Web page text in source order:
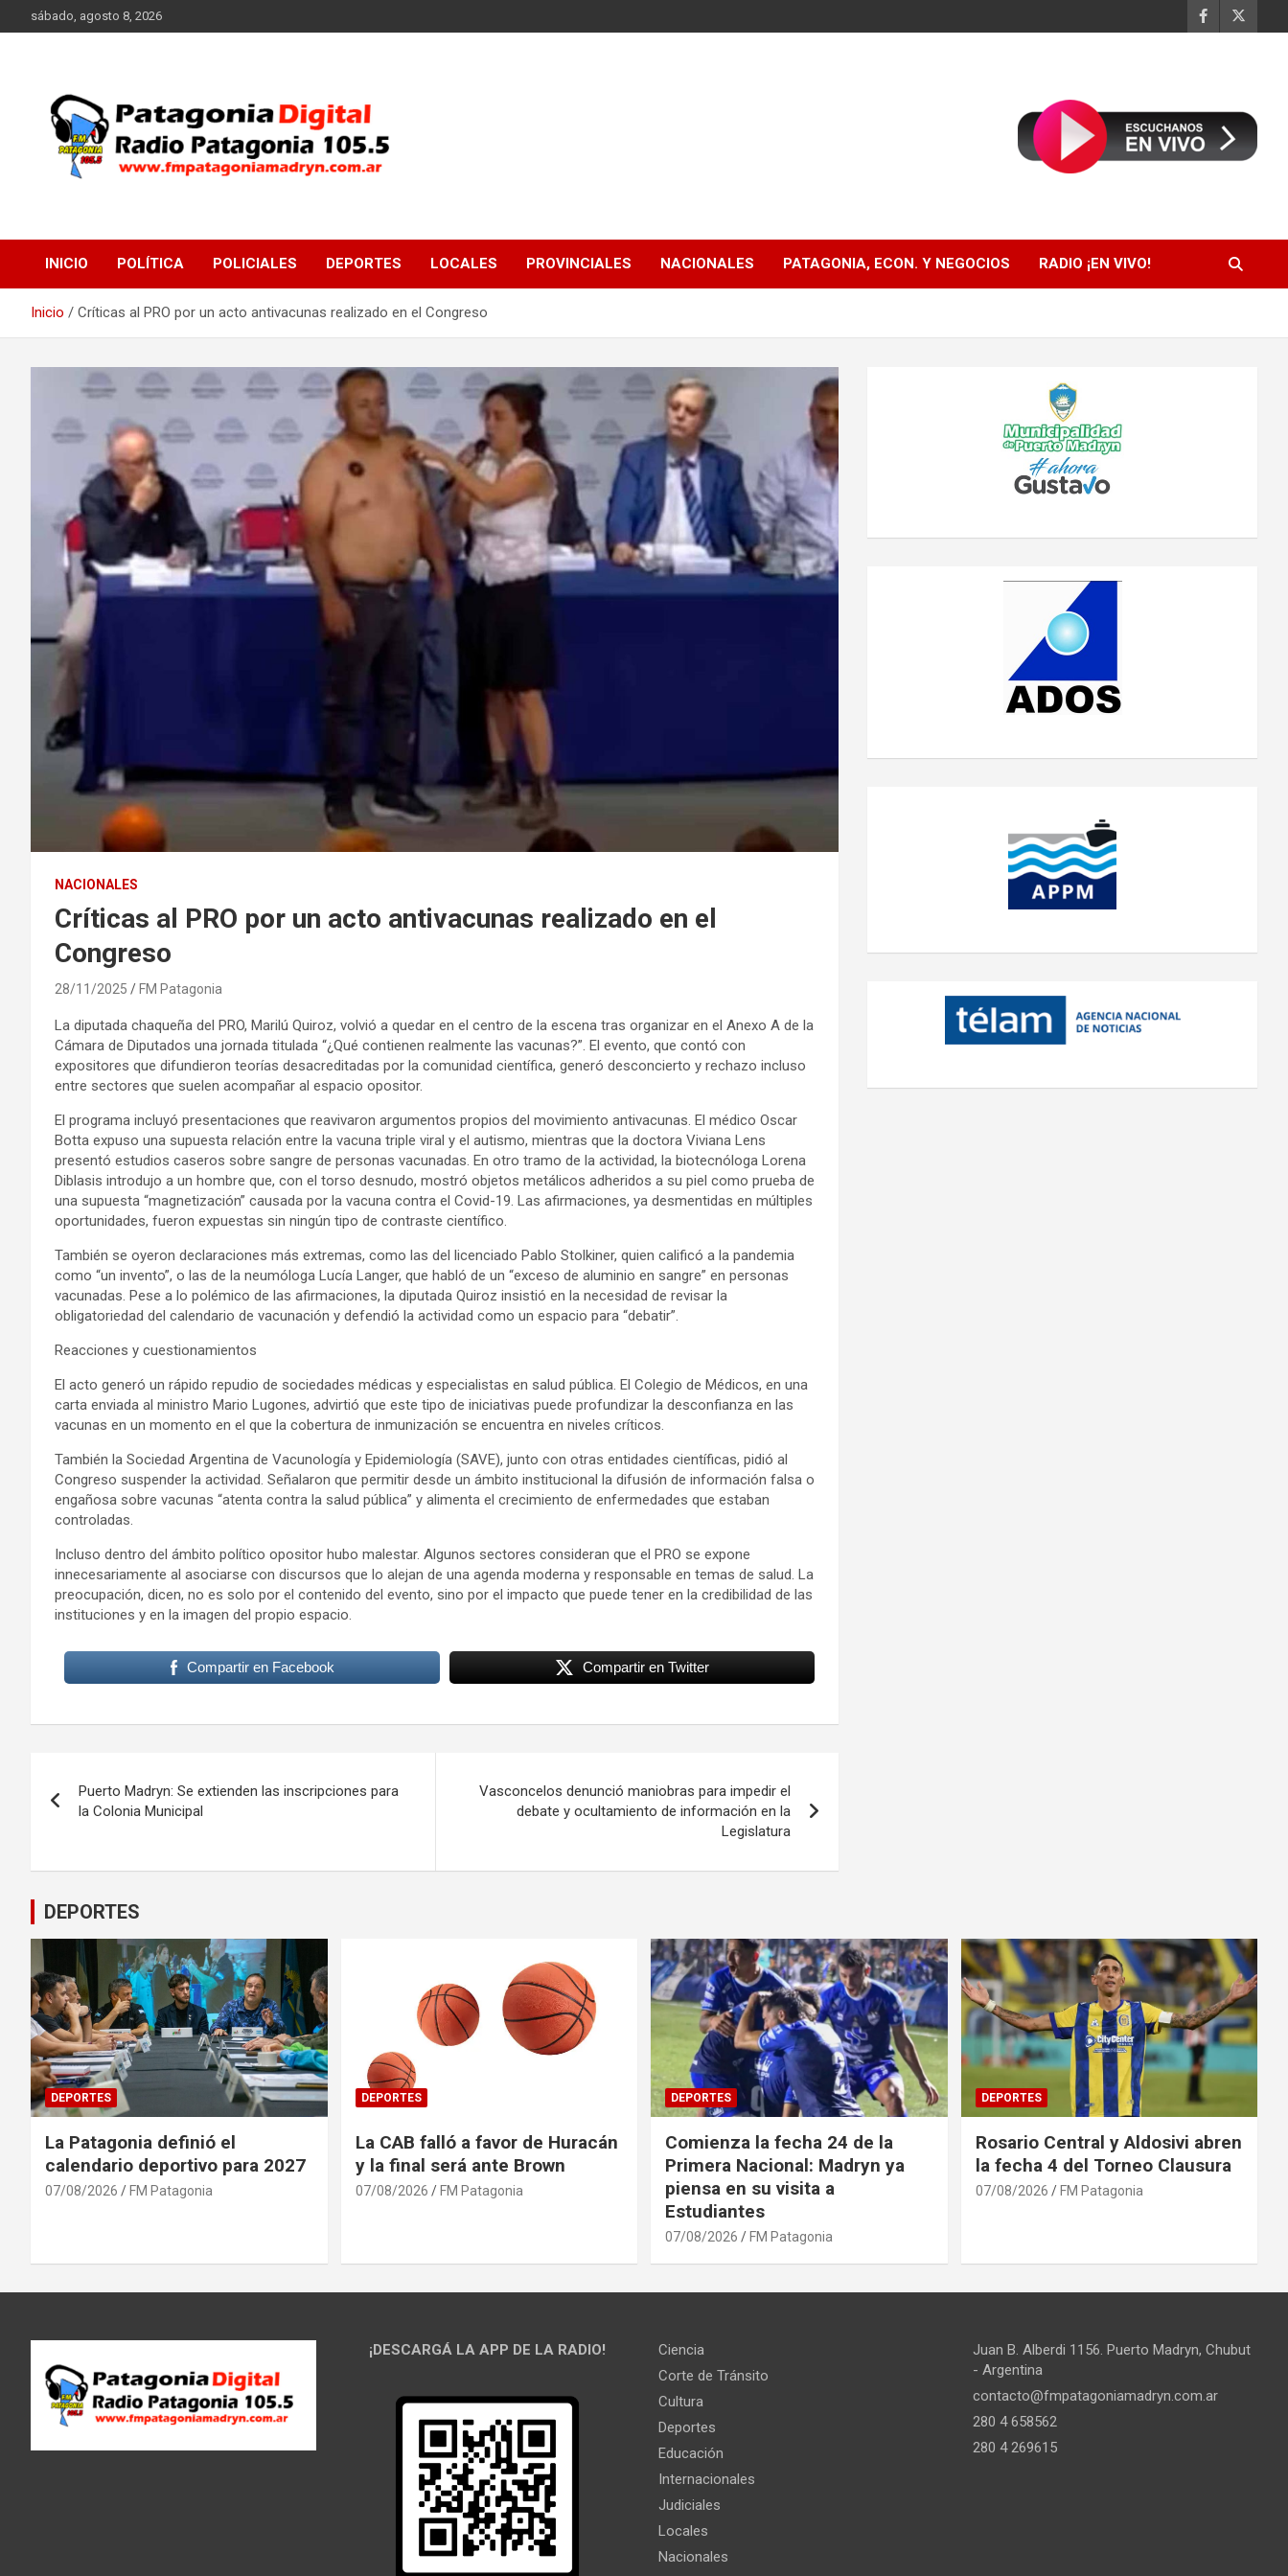
al
sábado, agosto 8, 2026
FM Patagonia Madryn
INICIO POLÍTICA POLICIALES DEPORTES LOCALES PROVINCIALES NACIONALES PATAGONIA, ECON. Y NEGOCIOS RADIO ¡EN VIVO!
Inicio Críticas al PRO por un acto antivacunas realizado en el Congreso
NACIONALES
Críticas al PRO por un acto antivacunas realizado en el
Congreso
28/11/2025 FM Patagonia
La diputada chaqueña del PRO, Marilú Quiroz, volvió a quedar en el centro de la escena tras organizar en el Anexo A de la
Cámara de Diputados una jornada titulada “¿Qué contienen realmente las vacunas?”. El evento, que contó con
expositores que difundieron teorías desacreditadas por la comunidad científica, generó desconcierto y rechazo incluso
entre sectores que suelen acompañar al espacio opositor.
El programa incluyó presentaciones que reavivaron argumentos propios del movimiento antivacunas. El médico Oscar
Botta expuso una supuesta relación entre la vacuna triple viral y el autismo, mientras que la doctora Viviana Lens
presentó estudios caseros sobre sangre de personas vacunadas. En otro tramo de la actividad, la biotecnóloga Lorena
Diblasis introdujo a un hombre que, con el torso desnudo, mostró objetos metálicos adheridos a su piel como prueba de
una supuesta “magnetización” causada por la vacuna contra el Covid-19. Las afirmaciones, ya desmentidas en múltiples
oportunidades, fueron expuestas sin ningún tipo de contraste científico.
También se oyeron declaraciones más extremas, como las del licenciado Pablo Stolkiner, quien calificó a la pandemia
como “un invento”, o las de la neumóloga Lucía Langer, que habló de un “exceso de aluminio en sangre” en personas
vacunadas. Pese a lo polémico de las afirmaciones, la diputada Quiroz insistió en la necesidad de revisar la
obligatoriedad del calendario de vacunación y defendió la actividad como un espacio para “debatir”.
Reacciones y cuestionamientos
El acto generó un rápido repudio de sociedades médicas y especialistas en salud pública. El Colegio de Médicos, en una
carta enviada al ministro Mario Lugones, advirtió que este tipo de iniciativas puede profundizar la desconfianza en las
vacunas en un momento en el que la cobertura de inmunización se encuentra en niveles críticos.
También la Sociedad Argentina de Vacunología y Epidemiología (SAVE), junto con otras entidades científicas, pidió al
Congreso suspender la actividad. Señalaron que permitir desde un ámbito institucional la difusión de información falsa o
engañosa sobre vacunas “atenta contra la salud pública” y alimenta el crecimiento de enfermedades que estaban
controladas.
Incluso dentro del ámbito político opositor hubo malestar. Algunos sectores consideran que el PRO se expone
innecesariamente al asociarse con discursos que lo alejan de una agenda moderna y responsable en temas de salud. La
preocupación, dicen, no es solo por el contenido del evento, sino por el impacto que puede tener en la credibilidad de las
instituciones y en la imagen del propio espacio.
Compartir en Facebook Compartir en Twitter
de
Puerto Madryn: Se extienden las inscripciones para
la Colonia Municipal
Vasconcelos denunció maniobras para impedir el
debate y ocultamiento de información en la
Legislatura
DEPORTES
DEPORTES
La Patagonia definió el
calendario deportivo para 2027
07/08/2026 FM Patagonia
DEPORTES
La CAB falló a favor de Huracán
y la final será ante Brown
07/08/2026 FM Patagonia
DEPORTES
Comienza la fecha 24 de la
Primera Nacional: Madryn ya
piensa en su visita a
Estudiantes
07/08/2026 FM Patagonia
DEPORTES
Rosario Central y Aldosivi abren
la fecha 4 del Torneo Clausura
07/08/2026 FM Patagonia
¡DESCARGÁ LA APP DE LA RADIO!
Ciencia
Corte de Tránsito
Cultura
Deportes
Educación
Internacionales
Judiciales
Locales
Nacionales
Juan B. Alberdi 1156. Puerto Madryn, Chubut
- Argentina
contacto@fmpatagoniamadryn.com.ar
280 4 658562
280 4 269615